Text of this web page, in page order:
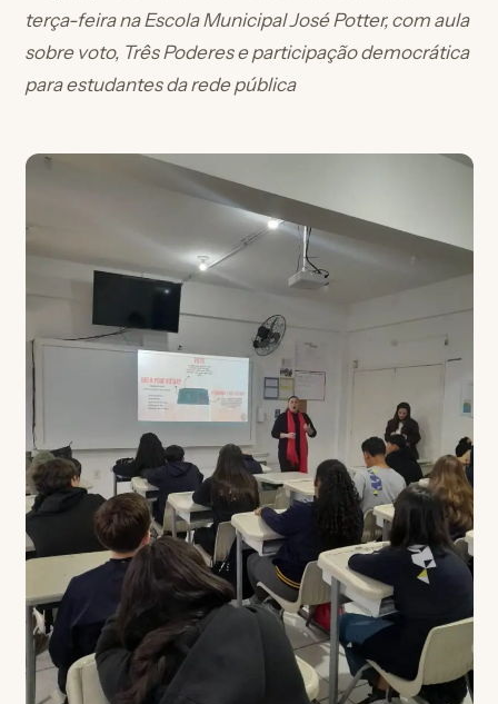
terça-feira na Escola Municipal José Potter, com aula
sobre voto, Três Poderes e participação democrática
para estudantes da rede pública